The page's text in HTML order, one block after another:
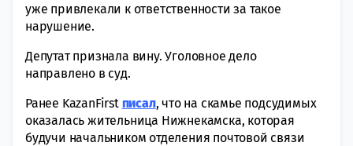
уже привлекали к ответственности за такое
нарушение.
Депутат признала вину. Уголовное дело
направлено в суд.
Ранее KazanFirst писал, что на скамье подсудимых
оказалась жительница Нижнекамска, которая
будучи начальником отделения почтовой связи